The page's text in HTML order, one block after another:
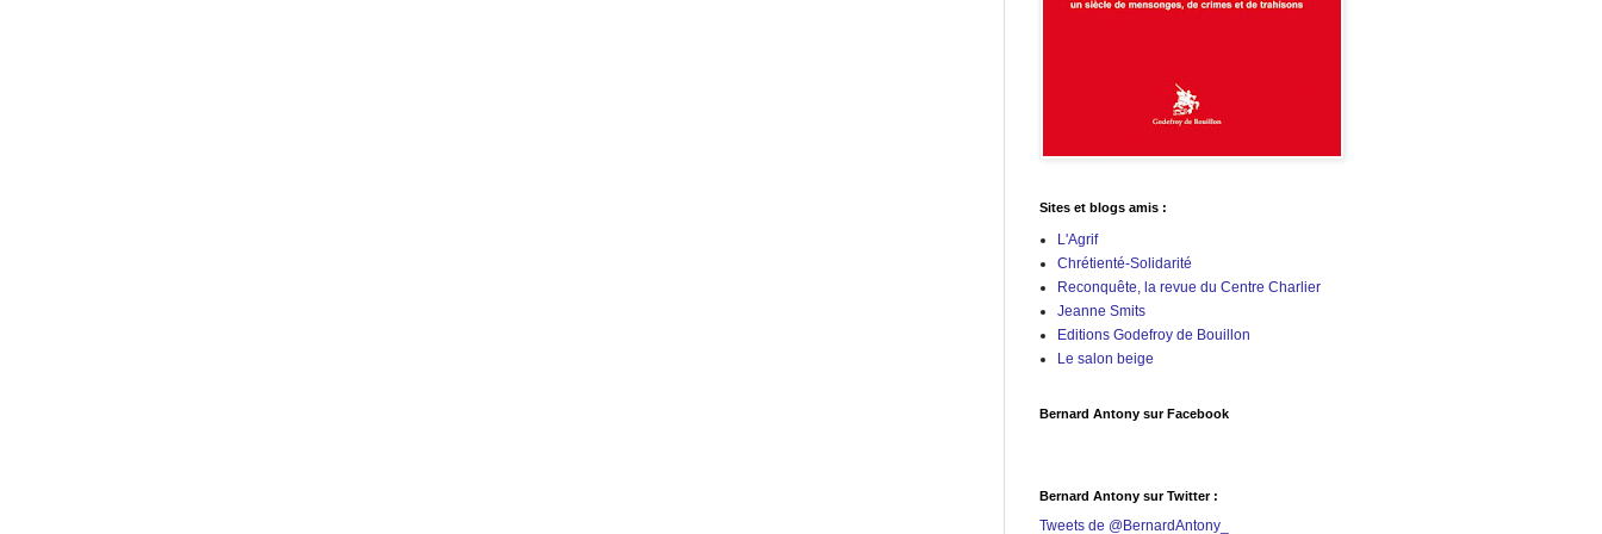
Sites et blogs amis :
L'Agrif
Chrétienté-Solidarité
Reconquête, la revue du Centre Charlier
Jeanne Smits
Editions Godefroy de Bouillon
Le salon beige
Bernard Antony sur Facebook
Bernard Antony sur Twitter :
Tweets de @BernardAntony_